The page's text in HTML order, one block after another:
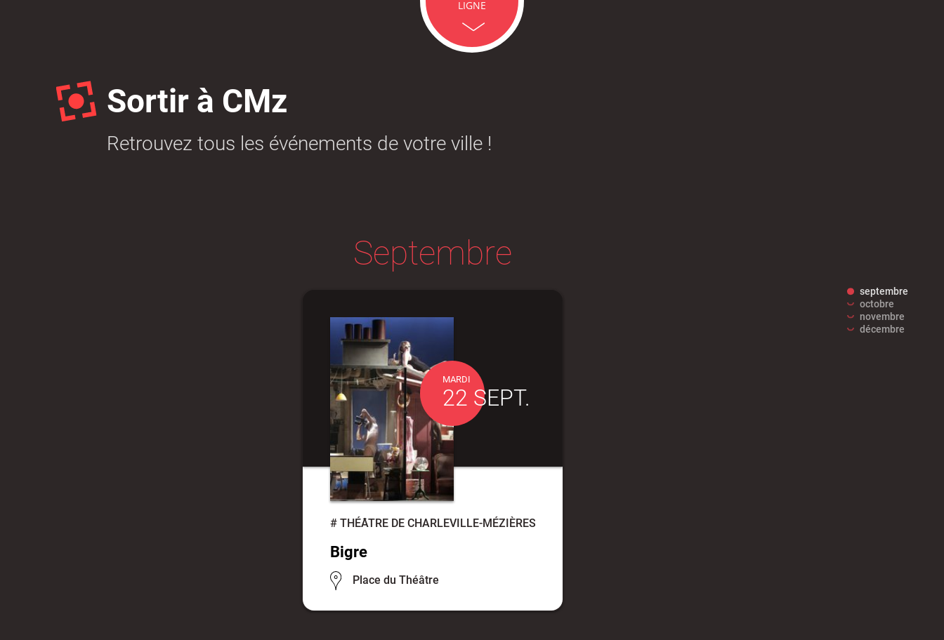
LIGNE
Demande d'occupation de
Sortir à CMz
Retrouvez tous les événements de votre ville !
Septembre
MARDI
22 SEPT.
# THÉÂTRE DE CHARLEVILLE-MÉZIÈRES
Bigre
Place du Théâtre
septembre
octobre
novembre
décembre